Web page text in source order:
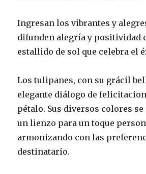
Ingresan los vibrantes y
difunden alegría y positividad
estallido de sol que celebra el
Los tulipanes, con su grácil
elegante diálogo de
pétalo. Sus diversos colores
un lienzo para un toque
armonizando con las
destinatario.